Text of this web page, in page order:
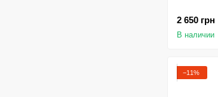
2 650 грн
В наличии
−11%